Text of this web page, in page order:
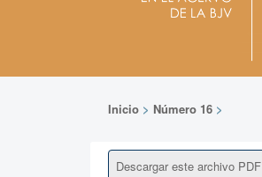
Inicio > Número 16 >
Descargar este archivo PDF